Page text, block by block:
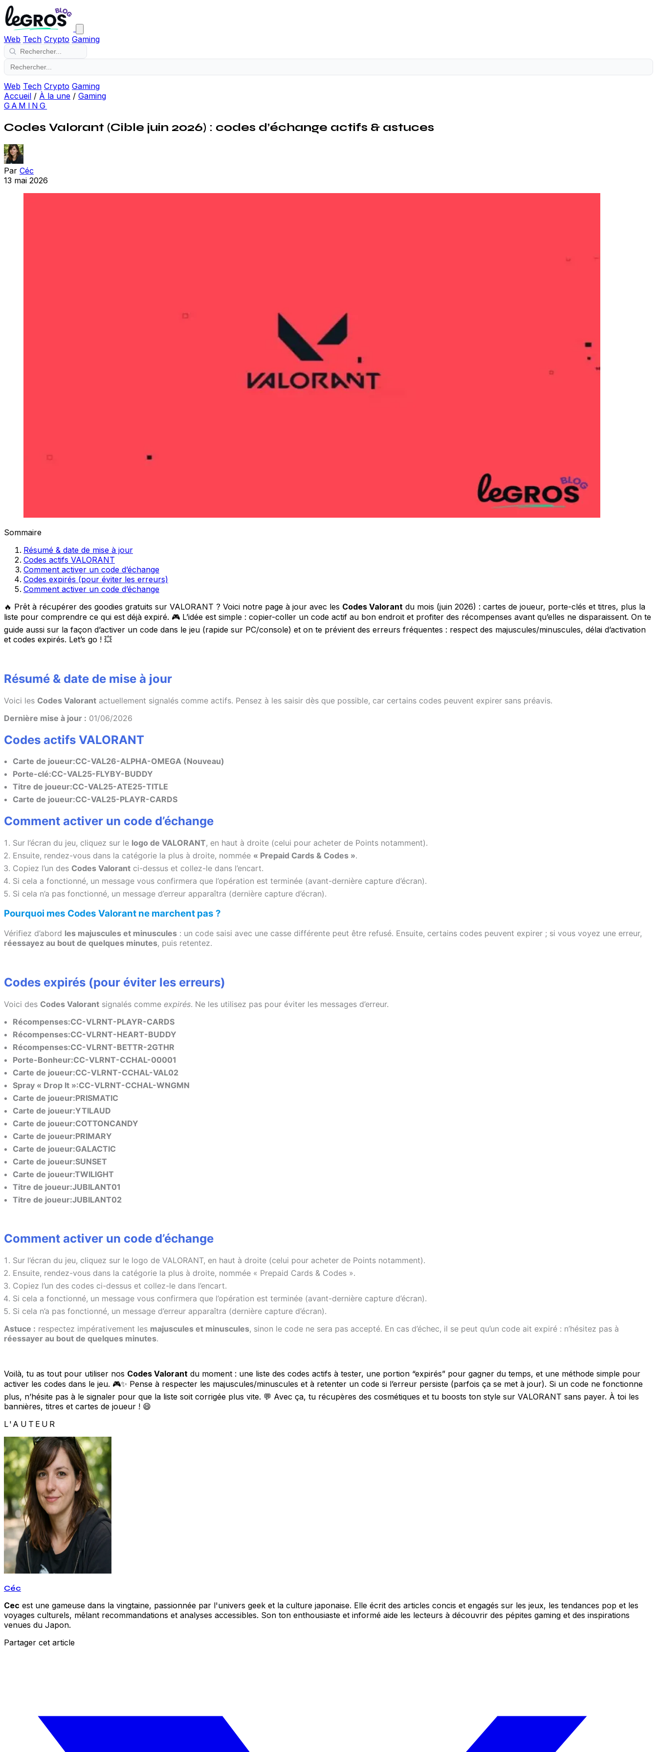
Web Tech Crypto Gaming
Web Tech Crypto Gaming
Accueil / À la une / Gaming
GAMING
Codes Valorant (Cible juin 2026) : codes d’échange actifs & astuces
Par Céc
13 mai 2026
Sommaire
Résumé & date de mise à jour
Codes actifs VALORANT
Comment activer un code d’échange
Codes expirés (pour éviter les erreurs)
Comment activer un code d’échange
🔥 Prêt à récupérer des goodies gratuits sur VALORANT ? Voici notre page à jour avec les Codes Valorant du mois (juin 2026) : cartes de joueur, porte-clés et titres, plus la
liste pour comprendre ce qui est déjà expiré. 🎮 L’idée est simple : copier-coller un code actif au bon endroit et profiter des récompenses avant qu’elles ne disparaissent. On te
guide aussi sur la façon d’activer un code dans le jeu (rapide sur PC/console) et on te prévient des erreurs fréquentes : respect des majuscules/minuscules, délai d’activation
et codes expirés. Let’s go ! 💥
Résumé & date de mise à jour
Voici les Codes Valorant actuellement signalés comme actifs. Pensez à les saisir dès que possible, car certains codes peuvent expirer sans préavis.
Dernière mise à jour : 01/06/2026
Codes actifs VALORANT
Carte de joueur:CC-VAL26-ALPHA-OMEGA (Nouveau)
Porte-clé:CC-VAL25-FLYBY-BUDDY
Titre de joueur:CC-VAL25-ATE25-TITLE
Carte de joueur:CC-VAL25-PLAYR-CARDS
Comment activer un code d’échange
Sur l’écran du jeu, cliquez sur le logo de VALORANT, en haut à droite (celui pour acheter de Points notamment).
Ensuite, rendez-vous dans la catégorie la plus à droite, nommée « Prepaid Cards & Codes ».
Copiez l’un des Codes Valorant ci-dessus et collez-le dans l’encart.
Si cela a fonctionné, un message vous confirmera que l’opération est terminée (avant-dernière capture d’écran).
Si cela n’a pas fonctionné, un message d’erreur apparaîtra (dernière capture d’écran).
Pourquoi mes Codes Valorant ne marchent pas ?
Vérifiez d’abord les majuscules et minuscules : un code saisi avec une casse différente peut être refusé. Ensuite, certains codes peuvent expirer ; si vous voyez une erreur,
réessayez au bout de quelques minutes, puis retentez.
Codes expirés (pour éviter les erreurs)
Voici des Codes Valorant signalés comme expirés. Ne les utilisez pas pour éviter les messages d’erreur.
Récompenses:CC-VLRNT-PLAYR-CARDS
Récompenses:CC-VLRNT-HEART-BUDDY
Récompenses:CC-VLRNT-BETTR-2GTHR
Porte-Bonheur:CC-VLRNT-CCHAL-00001
Carte de joueur:CC-VLRNT-CCHAL-VAL02
Spray « Drop It »:CC-VLRNT-CCHAL-WNGMN
Carte de joueur:PRISMATIC
Carte de joueur:YTILAUD
Carte de joueur:COTTONCANDY
Carte de joueur:PRIMARY
Carte de joueur:GALACTIC
Carte de joueur:SUNSET
Carte de joueur:TWILIGHT
Titre de joueur:JUBILANT01
Titre de joueur:JUBILANT02
Comment activer un code d’échange
Sur l’écran du jeu, cliquez sur le logo de VALORANT, en haut à droite (celui pour acheter de Points notamment).
Ensuite, rendez-vous dans la catégorie la plus à droite, nommée « Prepaid Cards & Codes ».
Copiez l’un des codes ci-dessus et collez-le dans l’encart.
Si cela a fonctionné, un message vous confirmera que l’opération est terminée (avant-dernière capture d’écran).
Si cela n’a pas fonctionné, un message d’erreur apparaîtra (dernière capture d’écran).
Astuce : respectez impérativement les majuscules et minuscules, sinon le code ne sera pas accepté. En cas d’échec, il se peut qu’un code ait expiré : n’hésitez pas à
réessayer au bout de quelques minutes.
Voilà, tu as tout pour utiliser nos Codes Valorant du moment : une liste des codes actifs à tester, une portion “expirés” pour gagner du temps, et une méthode simple pour
activer les codes dans le jeu. 🎮✨ Pense à respecter les majuscules/minuscules et à retenter un code si l’erreur persiste (parfois ça se met à jour). Si un code ne fonctionne
plus, n’hésite pas à le signaler pour que la liste soit corrigée plus vite. 💬 Avec ça, tu récupères des cosmétiques et tu boosts ton style sur VALORANT sans payer. À toi les
bannières, titres et cartes de joueur ! 😄
L'AUTEUR
Céc
Cec est une gameuse dans la vingtaine, passionnée par l'univers geek et la culture japonaise. Elle écrit des articles concis et engagés sur les jeux, les tendances pop et les
voyages culturels, mêlant recommandations et analyses accessibles. Son ton enthousiaste et informé aide les lecteurs à découvrir des pépites gaming et des inspirations
venues du Japon.
Partager cet article